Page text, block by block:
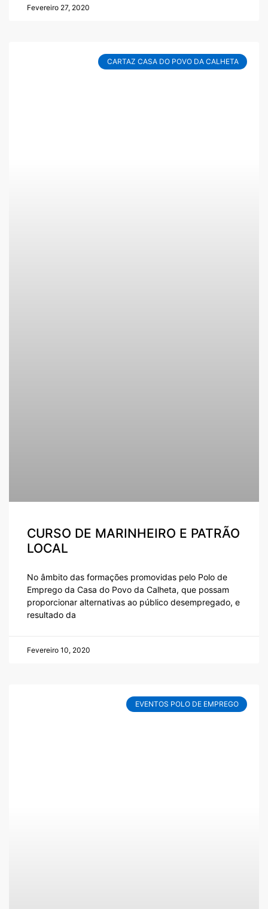
Fevereiro 27, 2020
CARTAZ CASA DO POVO DA CALHETA
CURSO DE MARINHEIRO E PATRÃO
LOCAL
No âmbito das formações promovidas pelo Polo de
Emprego da Casa do Povo da Calheta, que possam
proporcionar alternativas ao público desempregado, e
resultado da
Fevereiro 10, 2020
EVENTOS POLO DE EMPREGO